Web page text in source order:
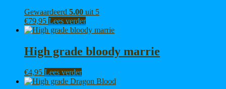
Gewaardeerd 5.00 uit 5
€79,95 Lees verder
High grade bloody marrie
€4,95 Lees verder